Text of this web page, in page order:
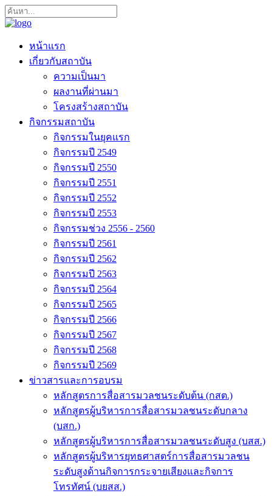
หน้าแรก
เกี่ยวกับสถาบัน
ความเป็นมา
ผลงานที่ผ่านมา
โครงสร้างสถาบัน
กิจกรรมสถาบัน
กิจกรรมในยุคแรก
กิจกรรมปี 2549
กิจกรรมปี 2550
กิจกรรมปี 2551
กิจกรรมปี 2552
กิจกรรมปี 2553
กิจกรรมช่วง 2556 - 2560
กิจกรรมปี 2561
กิจกรรมปี 2562
กิจกรรมปี 2563
กิจกรรมปี 2564
กิจกรรมปี 2565
กิจกรรมปี 2566
กิจกรรมปี 2567
กิจกรรมปี 2568
กิจกรรมปี 2569
ข่าวสารและการอบรม
หลักสูตรการสื่อสารมวลชนระดับต้น (กสต.)
หลักสูตรผู้บริหารการสื่อสารมวลชนระดับกลาง
(บสก.)
หลักสูตรผู้บริหารการสื่อสารมวลชนระดับสูง (บสส.)
หลักสูตรผู้บริหารยุทธศาสตร์การสื่อสารมวลชน
ระดับสูงด้านกิจการกระจายเสียงและกิจการ
โทรทัศน์ (บยสส.)